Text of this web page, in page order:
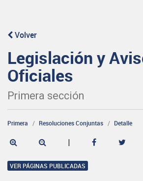
Volver
Legislación y
Oficiales
Primera sección
Primera Resoluciones Conjuntas Detalle
|
VER PÁGINAS PUBLICADAS